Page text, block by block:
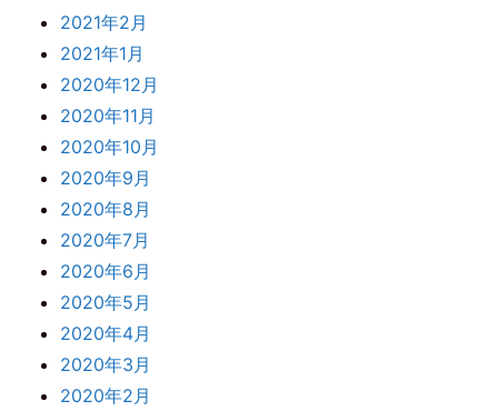
2021年2月
2021年1月
2020年12月
2020年11月
2020年10月
2020年9月
2020年8月
2020年7月
2020年6月
2020年5月
2020年4月
2020年3月
2020年2月